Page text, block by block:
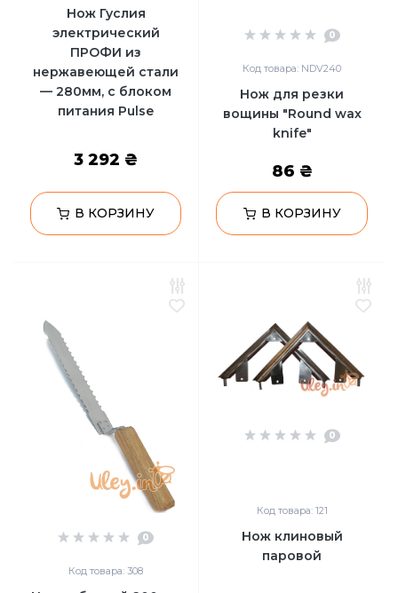
Нож Гуслия
электрический
ПРОФИ из
нержавеющей стали
— 280мм, с блоком
питания Pulse
3 292 ₴
В КОРЗИНУ
0
Код товара: NDV240
Нож для резки
вощины "Round waх
knife"
86 ₴
В КОРЗИНУ
0
Код товара: 308
0
Код товара: 121
Нож клиновый
паровой